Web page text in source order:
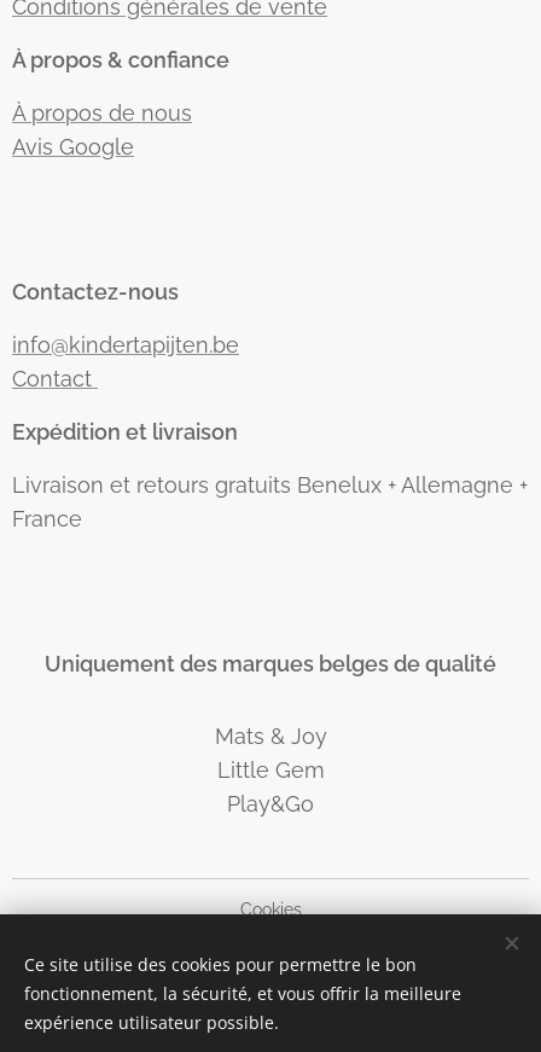
Conditions générales de vente
À propos & confiance
À propos de nous
Avis Google
Contactez-nous
info@kindertapijten.be
Contact
Expédition et livraison
Livraison et retours gratuits Benelux + Allemagne +
France
Uniquement des marques belges de qualité
Mats & Joy
Little Gem
Play&Go
Cookies
Langues
Nederlands
Français Deutsch English
Ce site utilise des cookies pour permettre le bon
fonctionnement, la sécurité, et vous offrir la meilleure
expérience utilisateur possible.